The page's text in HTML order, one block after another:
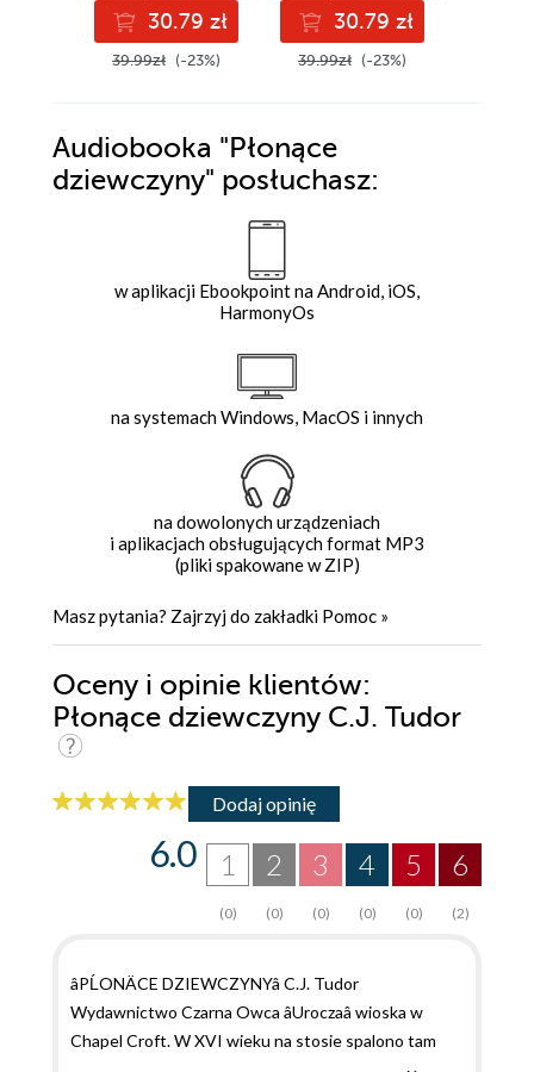
30.79 zł
39.99zł (-23%)
30.79 zł
39.99zł (-23%)
Audiobooka "Płonące
dziewczyny" posłuchasz:
w aplikacji Ebookpoint na Android, iOS,
HarmonyOs
na systemach Windows, MacOS i innych
na dowolonych urządzeniach
i aplikacjach obsługujących format MP3
(pliki spakowane w ZIP)
Masz pytania? Zajrzyj do zakładki Pomoc »
Oceny i opinie klientów:
Płonące dziewczyny C.J. Tudor
Dodaj opinię
6
(2)
5
(0)
4
(0)
3
(0)
2
(0)
1
(0)
6.0
âPĹONÄCE DZIEWCZYNYâ C.J. Tudor
Wydawnictwo Czarna Owca âUroczaâ wioska w
Chapel Croft. W XVI wieku na stosie spalono tam